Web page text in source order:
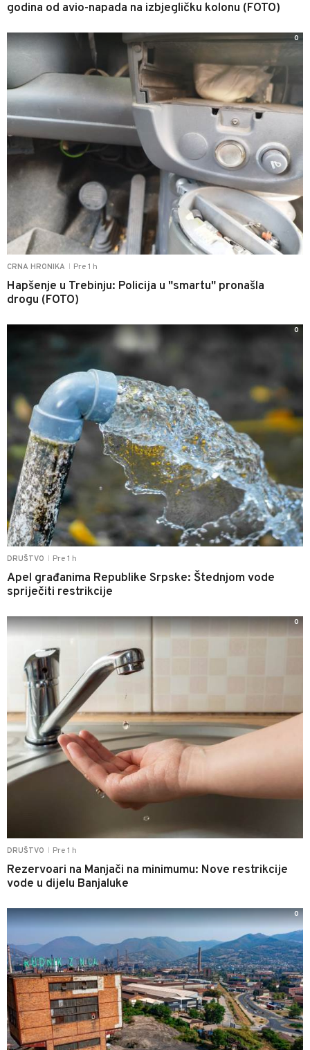
godina od avio-napada na izbjegličku kolonu (FOTO)
CRNA HRONIKA Pre 1 h
Hapšenje u Trebinju: Policija u "smartu" pronašla
drogu (FOTO)
0
DRUŠTVO Pre 1 h
Apel građanima Republike Srpske: Štednjom vode
spriječiti restrikcije
0
DRUŠTVO Pre 1 h
Rezervoari na Manjači na minimumu: Nove restrikcije
vode u dijelu Banjaluke
0
0